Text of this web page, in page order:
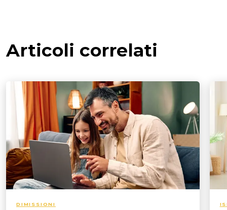
Articoli correlati
DIMISSIONI